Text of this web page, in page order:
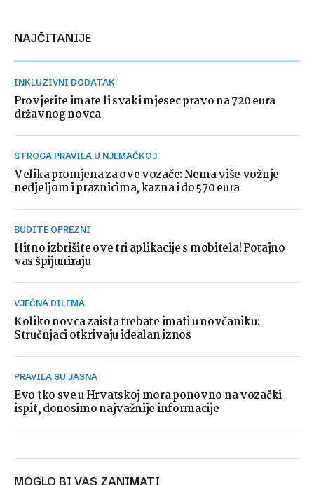
NAJČITANIJE
INKLUZIVNI DODATAK
Provjerite imate li svaki mjesec pravo na 720 eura
državnog novca
STROGA PRAVILA U NJEMAČKOJ
Velika promjena za ove vozače: Nema više vožnje
nedjeljom i praznicima, kazna i do 570 eura
BUDITE OPREZNI
Hitno izbrišite ove tri aplikacije s mobitela! Potajno
vas špijuniraju
VJEČNA DILEMA
Koliko novca zaista trebate imati u novčaniku:
Stručnjaci otkrivaju idealan iznos
PRAVILA SU JASNA
Evo tko sve u Hrvatskoj mora ponovno na vozački
ispit, donosimo najvažnije informacije
MOGLO BI VAS ZANIMATI